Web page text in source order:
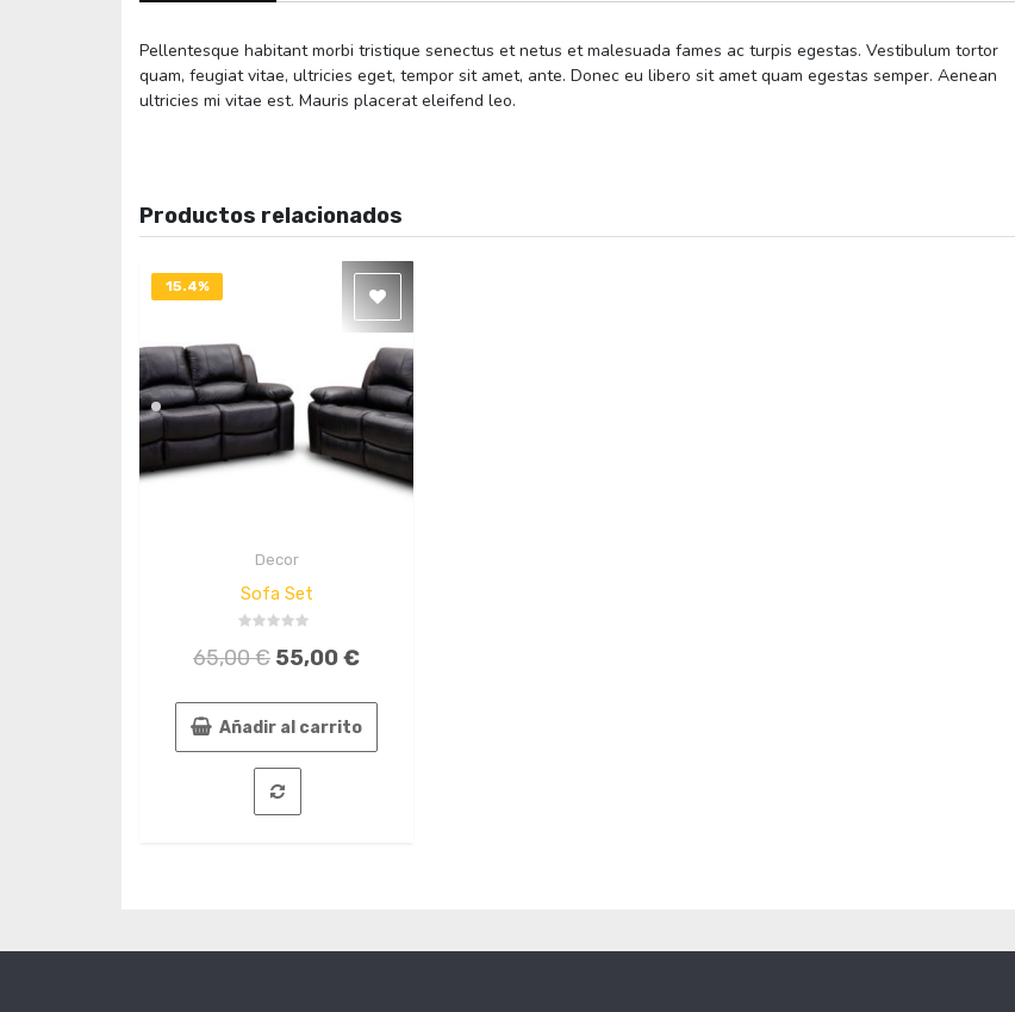
Pellentesque habitant morbi tristique senectus et netus et malesuada fames ac turpis egestas. Vestibulum tortor
quam, feugiat vitae, ultricies eget, tempor sit amet, ante. Donec eu libero sit amet quam egestas semper. Aenean
ultricies mi vitae est. Mauris placerat eleifend leo.
Productos relacionados
15.4%
Quick
View
Decor
Sofa Set
en
5
65,00€ 55,00€
Añadir al carrito